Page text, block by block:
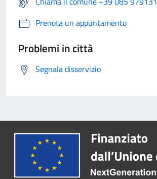
Prenota un appuntamento
Problemi in città
Segnala disservizio